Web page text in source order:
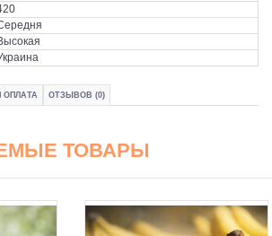
ОПЛАТА ОТЗЫВОВ (0)
ТОВАРЫ